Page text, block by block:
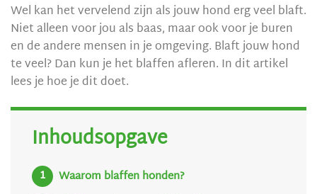
Wel kan het vervelend zijn als jouw hond erg veel blaft.
Niet alleen voor jou als baas, maar ook voor je buren
en de andere mensen in je omgeving. Blaft jouw hond
te veel? Dan kun je het blaffen afleren. In dit artikel
lees je hoe je dit doet.
Inhoudsopgave
Waarom blaffen honden?